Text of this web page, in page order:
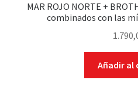
MAR ROJO NORTE +
combinados con las
Añadir al